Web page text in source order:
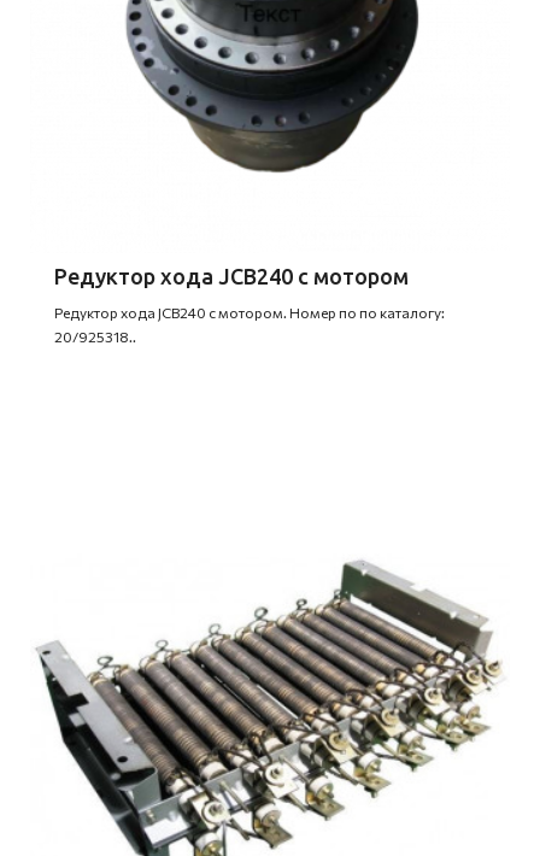
Редуктор хода JCB240 с мотором
Редуктор хода JCB240 с мотором. Номер по по каталогу:
20/925318..